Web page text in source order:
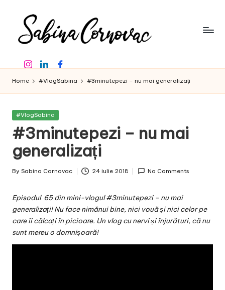
content
a
b
in
a
C
o
r
n
o
v
a
creator
de
16
-
InstagramLinkedinFacebook
Home #VlogSabina #3minutepezi – nu mai generalizați
Posted
#VlogSabina
#3minutepezi – nu mai
generalizați
Posted
By Sabina Cornovac 24 iulie 2018 No Comments
Episodul 65 din mini-vlogul #3minutepezi – nu mai
generalizați! Nu face nimănui bine, nici vouă și nici celor pe
care îi călcați în picioare. Un vlog cu nervi și înjurături, că nu
sunt mereu o domnișoară!